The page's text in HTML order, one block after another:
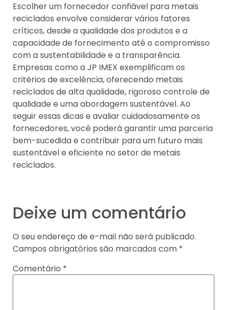
Escolher um fornecedor confiável para metais
reciclados envolve considerar vários fatores
críticos, desde a qualidade dos produtos e a
capacidade de fornecimento até o compromisso
com a sustentabilidade e a transparência.
Empresas como a JP IMEX exemplificam os
critérios de excelência, oferecendo metais
reciclados de alta qualidade, rigoroso controle de
qualidade e uma abordagem sustentável. Ao
seguir essas dicas e avaliar cuidadosamente os
fornecedores, você poderá garantir uma parceria
bem-sucedida e contribuir para um futuro mais
sustentável e eficiente no setor de metais
reciclados.
Deixe um comentário
O seu endereço de e-mail não será publicado.
Campos obrigatórios são marcados com *
Comentário *